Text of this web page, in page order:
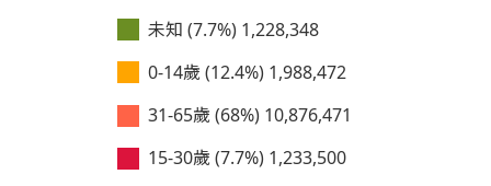
未知 (7.7%) 1,228,348
0-14歲 (12.4%) 1,988,472
31-65歲 (68%) 10,876,471
15-30歲 (7.7%) 1,233,500